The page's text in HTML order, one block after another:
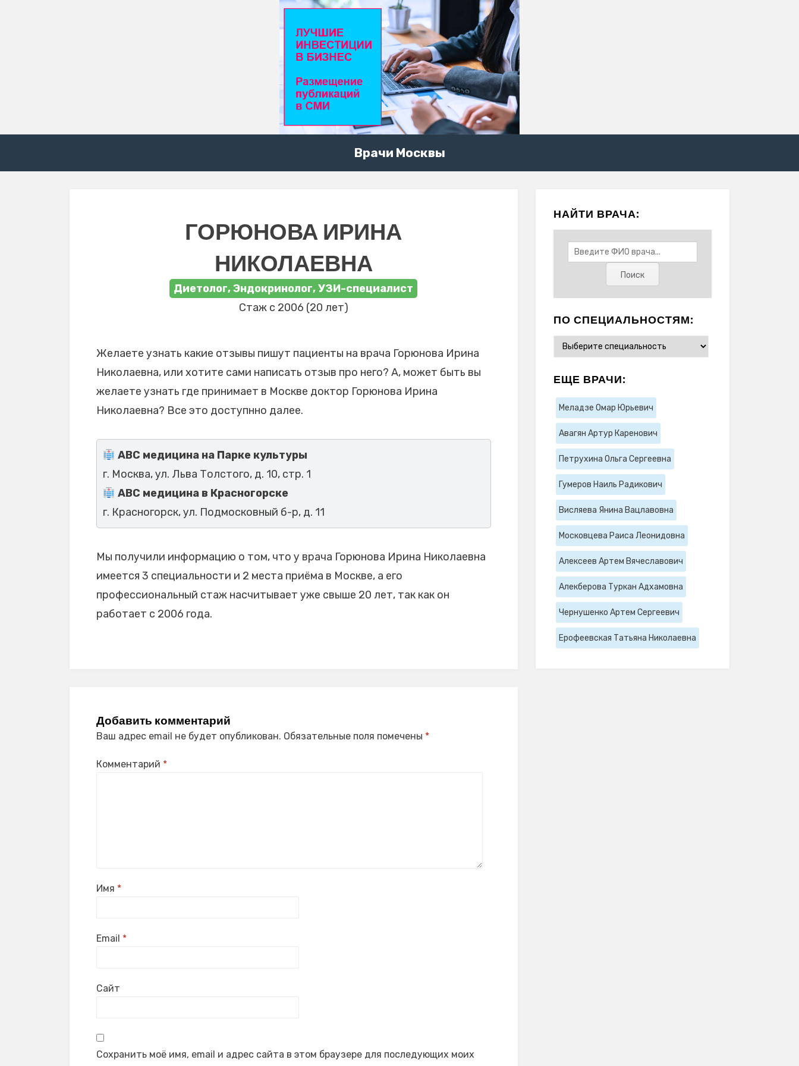
Врачи Москвы
ГОРЮНОВА ИРИНА
НИКОЛАЕВНА
Диетолог, Эндокринолог, УЗИ-специалист
Стаж с 2006 (20 лет)
Желаете узнать какие отзывы пишут пациенты на врача Горюнова Ирина
Николаевна, или хотите сами написать отзыв про него? А, может быть вы
желаете узнать где принимает в Москве доктор Горюнова Ирина
Николаевна? Все это доступнно далее.
ABC медицина на Парке культуры
г. Москва, ул. Льва Толстого, д. 10, стр. 1
ABC медицина в Красногорске
г. Красногорск, ул. Подмосковный б-р, д. 11
Мы получили информацию о том, что у врача Горюнова Ирина Николаевна
имеется 3 специальности и 2 места приёма в Москве, а его
профессиональный стаж насчитывает уже свыше 20 лет, так как он
работает с 2006 года.
Добавить комментарий
Ваш адрес email не будет опубликован. Обязательные поля помечены *
Комментарий *
Имя *
Email *
Сайт
Сохранить моё имя, email и адрес сайта в этом браузере для последующих моих
НАЙТИ ВРАЧА:
ПО СПЕЦИАЛЬНОСТЯМ:
ЕЩЕ ВРАЧИ:
Меладзе Омар Юрьевич
Авагян Артур Каренович
Петрухина Ольга Сергеевна
Гумеров Наиль Радикович
Висляева Янина Вацлавовна
Московцева Раиса Леонидовна
Алексеев Артем Вячеславович
Алекберова Туркан Адхамовна
Чернушенко Артем Сергеевич
Ерофеевская Татьяна Николаевна